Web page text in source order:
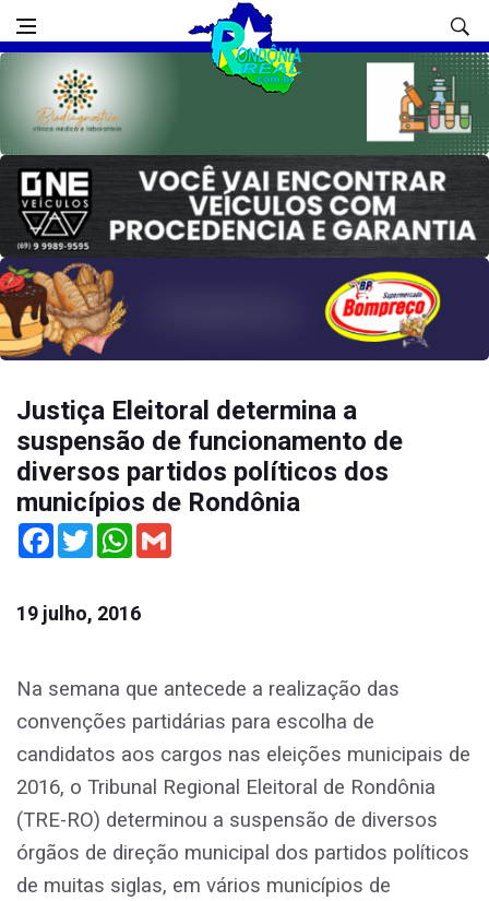
Justiça Eleitoral determina a
suspensão de funcionamento de
diversos partidos políticos dos
municípios de Rondônia
Facebook
TwitterWhatsApp
19 julho, 2016
Na semana que antecede a realização das
convenções partidárias para escolha de
candidatos aos cargos nas eleições municipais de
2016, o Tribunal Regional Eleitoral de Rondônia
(TRE-RO) determinou a suspensão de diversos
órgãos de direção municipal dos partidos políticos
de muitas siglas, em vários municípios de